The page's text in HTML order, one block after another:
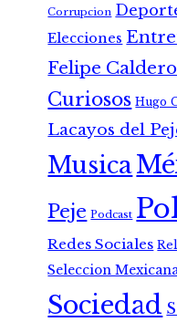
Corrupcion
Elecciones
Felipe
Curiosos Hugo
Lacayos del
Musica
Peje Podcast
Redes Sociales
Seleccion
Sociedad